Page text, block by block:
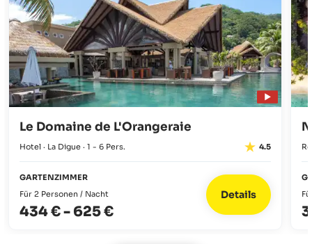
Le Domaine de L'Orangeraie
Hotel · La Digue · 1 - 6 Pers. 4.5
GARTENZIMMER
Für 2 Personen / Nacht
434 €- 625 €
Details